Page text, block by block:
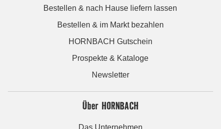
Bestellen & nach Hause liefern lassen
Bestellen & im Markt bezahlen
HORNBACH Gutschein
Prospekte & Kataloge
Newsletter
Über HORNBACH
Das Unternehmen